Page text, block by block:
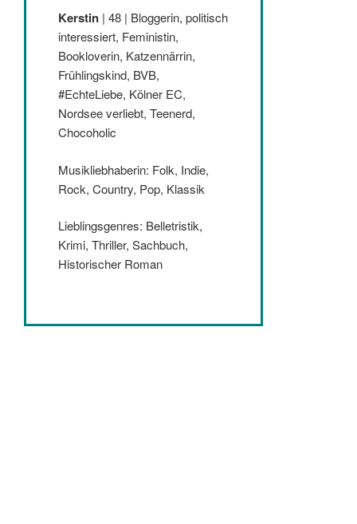
Kerstin | 48 | Bloggerin, politisch
interessiert, Feministin,
Bookloverin, Katzennärrin,
Frühlingskind, BVB,
#EchteLiebe, Kölner EC,
Nordsee verliebt, Teenerd,
Chocoholic
Musikliebhaberin: Folk, Indie,
Rock, Country, Pop, Klassik
Lieblingsgenres: Belletristik,
Krimi, Thriller, Sachbuch,
Historischer Roman